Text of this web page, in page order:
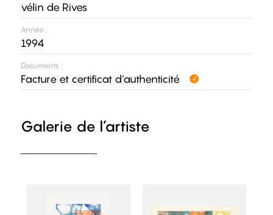
vélin de Rives
Année :
1994
Documents :
Facture et certificat d’authenticité
Galerie de l’artiste